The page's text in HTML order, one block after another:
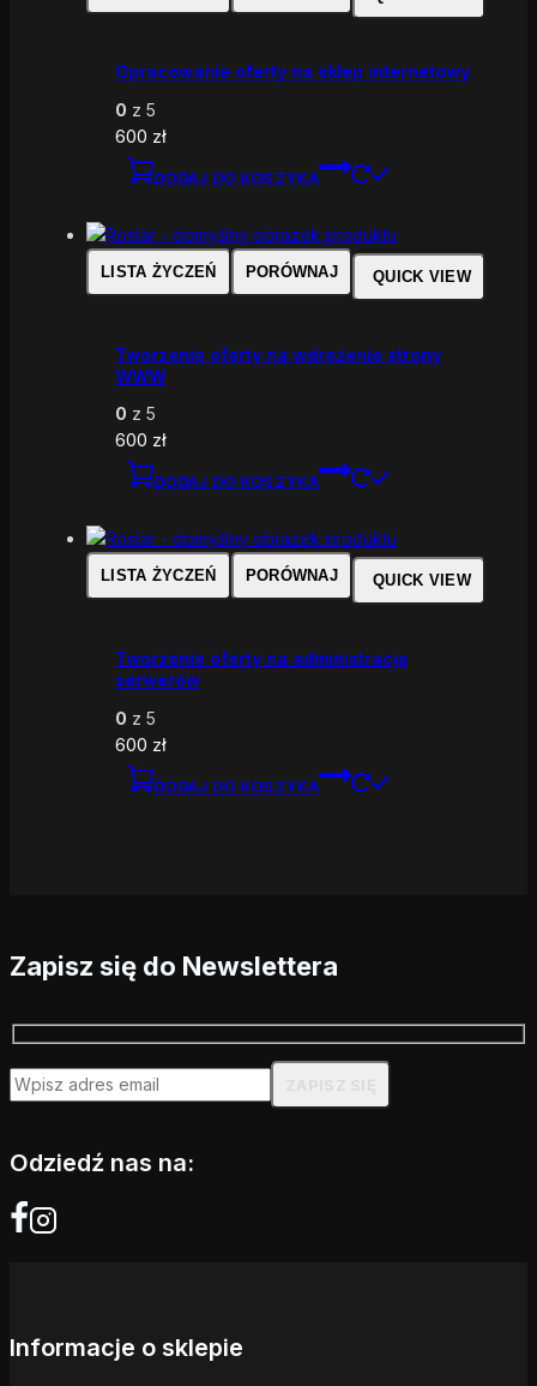
Opracowanie oferty na sklep internetowy
0 z 5
600 zł
DODAJ DO KOSZYKA
LISTA ŻYCZEŃ PORÓWNAJ QUICK VIEW
Tworzenie oferty na wdrożenie strony
WWW
0 z 5
600 zł
DODAJ DO KOSZYKA
LISTA ŻYCZEŃ PORÓWNAJ QUICK VIEW
Tworzenie oferty na administrację
serwerów
0 z 5
600 zł
DODAJ DO KOSZYKA
Zapisz się do Newslettera
Odziedź nas na:
Informacje o sklepie